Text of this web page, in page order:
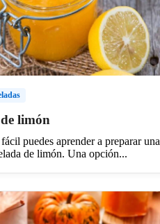
limón
puedes aprender a preparar una
de limón. Una opción...